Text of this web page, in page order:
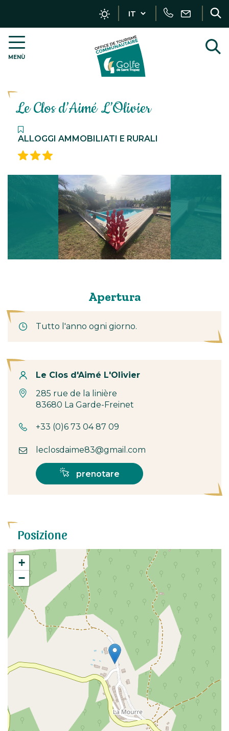
Chiamata
Scrivici
MENÙ
Golfe
Tropez
–
Le Clos d’Aimé L’Olivier
ALLOGGI AMMOBILIATI E RURALI
Apertura
Tutto l'anno ogni giorno.
Contatto
Le Clos d'Aimé L'Olivier
285 rue de la linière
83680 La Garde-Freinet
+33 (0)6 73 04 87 09
leclosdaime83@gmail.com
prenotare
Posizione
+
−